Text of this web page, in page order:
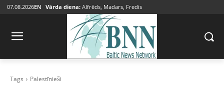
07.08.2026EN Vārda diena: Alfrēds, Madars, Fredis
Tags Palestīnieši